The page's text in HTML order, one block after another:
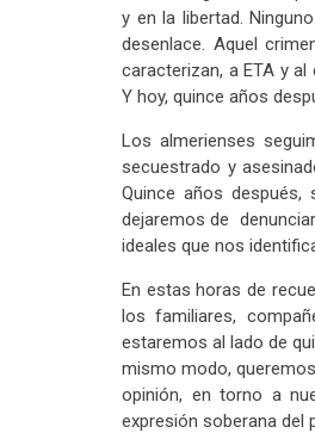
y en la libertad.
desenlace. Aquel
caracterizan, a ETA y
Y hoy, quince años
Los almerienses
secuestrado y
Quince años
dejaremos de
ideales que nos
En estas horas de
los familiares,
estaremos al lado de
mismo modo,
opinión, en torno a
expresión soberana del